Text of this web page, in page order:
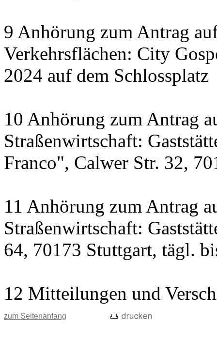
9 Anhörung zum Antrag
Verkehrsflächen: City
2024 auf dem Schlossplatz
10 Anhörung zum Antrag
Straßenwirtschaft:
Franco", Calwer Str. 32,
11 Anhörung zum Antrag
Straßenwirtschaft:
64, 70173 Stuttgart, tägl.
12 Mitteilungen und
zum Seitenanfang